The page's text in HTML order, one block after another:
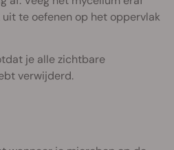
te oefenen op het oppervlak
je alle zichtbare
verwijderd.